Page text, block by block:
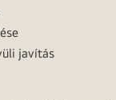
javítás